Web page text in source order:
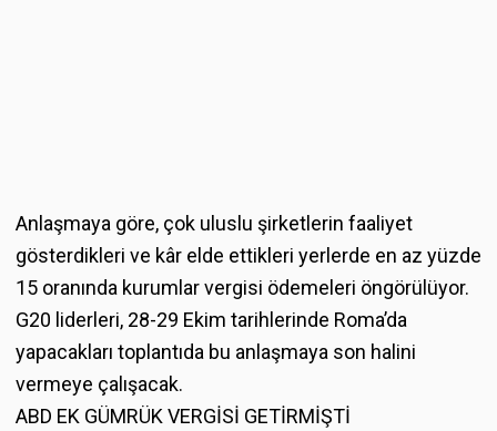
Anlaşmaya göre, çok uluslu şirketlerin faaliyet
gösterdikleri ve kâr elde ettikleri yerlerde en az yüzde
15 oranında kurumlar vergisi ödemeleri öngörülüyor.
G20 liderleri, 28-29 Ekim tarihlerinde Roma’da
yapacakları toplantıda bu anlaşmaya son halini
vermeye çalışacak.
ABD EK GÜMRÜK VERGİSİ GETİRMİŞTİ